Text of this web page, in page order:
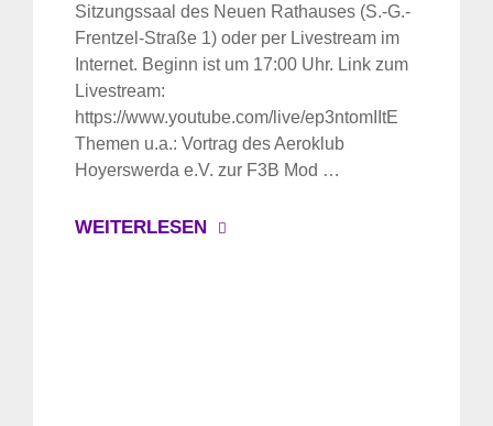
Sitzungssaal des Neuen Rathauses (S.-G.-
Frentzel-Straße 1) oder per Livestream im
Internet. Beginn ist um 17:00 Uhr. Link zum
Livestream:
https://www.youtube.com/live/ep3ntomIItE
Themen u.a.: Vortrag des Aeroklub
Hoyerswerda e.V. zur F3B Mod …
WEITERLESEN